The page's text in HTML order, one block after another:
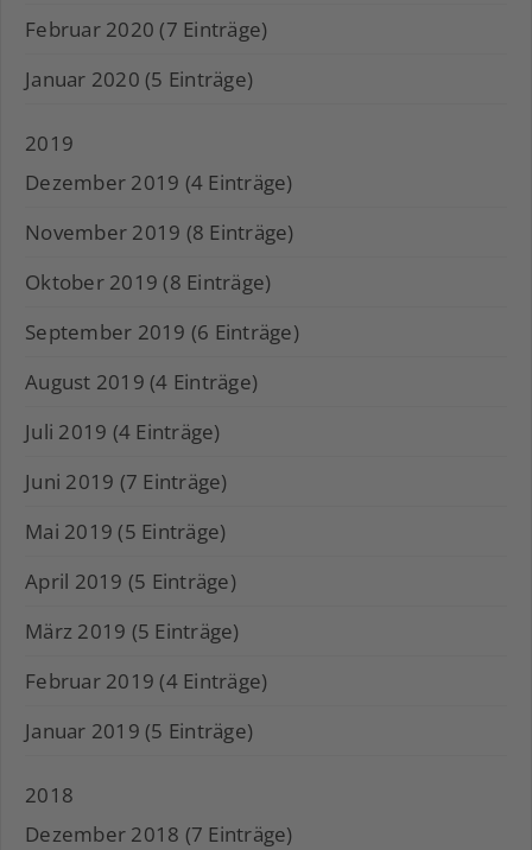
Februar 2020 (7 Einträge)
Januar 2020 (5 Einträge)
2019
Dezember 2019 (4 Einträge)
November 2019 (8 Einträge)
Oktober 2019 (8 Einträge)
September 2019 (6 Einträge)
August 2019 (4 Einträge)
Juli 2019 (4 Einträge)
Juni 2019 (7 Einträge)
Mai 2019 (5 Einträge)
April 2019 (5 Einträge)
März 2019 (5 Einträge)
Februar 2019 (4 Einträge)
Januar 2019 (5 Einträge)
2018
Dezember 2018 (7 Einträge)